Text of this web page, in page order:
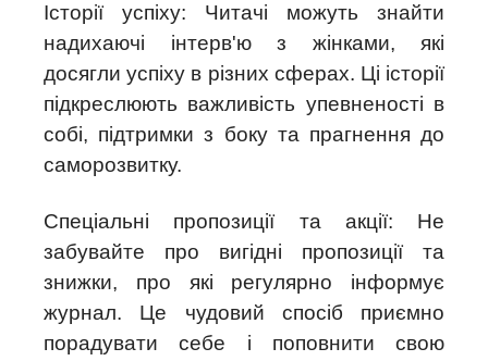
Історії успіху: Читачі можуть знайти
надихаючі інтерв'ю з жінками, які
досягли успіху в різних сферах. Ці історії
підкреслюють важливість упевненості в
собі, підтримки з боку та прагнення до
саморозвитку.
Спеціальні пропозиції та акції: Не
забувайте про вигідні пропозиції та
знижки, про які регулярно інформує
журнал. Це чудовий спосіб приємно
порадувати себе і поповнити свою